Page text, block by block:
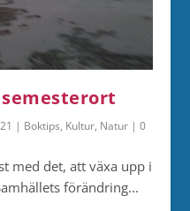
| Boktips, Kultur, Natur |0
med det, att växa upp i
förändring...